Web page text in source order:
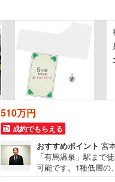
510万円
成約でもらえる
おすすめポイント 宮
「有馬温泉」駅まで
可能です。1種低層の